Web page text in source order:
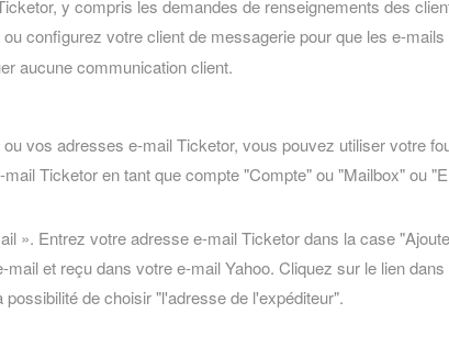
y compris les demandes de renseignements des
configurez votre client de messagerie pour que les e-
aucune communication client.
vos adresses e-mail Ticketor, vous pouvez utiliser votre
Ticketor en tant que compte "Compte" ou "Mailbox" ou
». Entrez votre adresse e-mail Ticketor dans la case
et reçu dans votre e-mail Yahoo. Cliquez sur le lien
de choisir "l'adresse de l'expéditeur".